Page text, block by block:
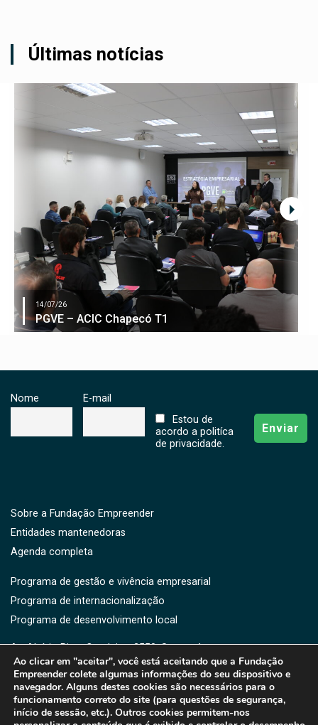
Últimas notícias
14/07/26
PGVE – ACIC Chapecó T1
Nome
E-mail
Estou de
acordo a politíca
de privacidade.
Sobre a Fundação Empreender
Entidades mantenedoras
Agenda completa
Programa de gestão e vivência empresarial
Programa de internacionalização
Programa de desenvolvimento local
Av. Aluísio Pires Condeixa, 2550, Saguaçú,
CEP: 89221-750 -Joinville, SC
(47) 3461-3364 | 3461-3373 | (47) 9176-5919
fe@fe.org.br
Ao clicar em "aceitar", você está aceitando que a Fundação
Empreender colete algumas informações do seu dispositivo e
navegador. Alguns destes cookies são necessários para o
funcionamento correto do site (para questões de segurança,
início de sessão, etc.). Outros cookies permitem-nos